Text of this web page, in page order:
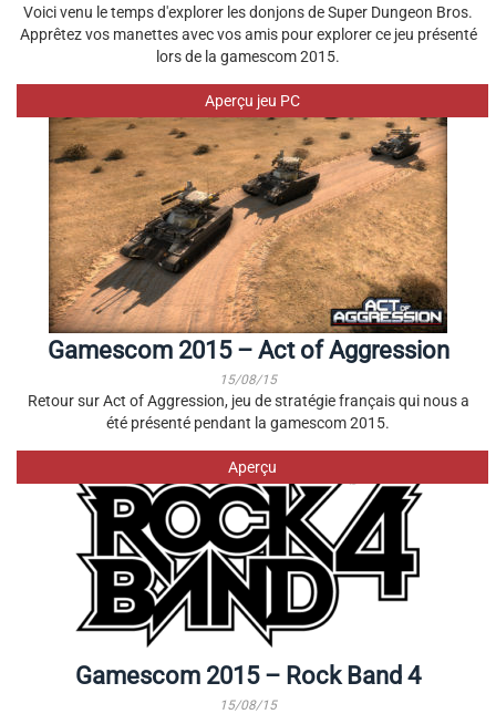
Voici venu le temps d'explorer les donjons de Super Dungeon Bros.
Apprêtez vos manettes avec vos amis pour explorer ce jeu présenté
lors de la gamescom 2015.
Aperçu jeu PC
Gamescom 2015 – Act of Aggression
15/08/15
Retour sur Act of Aggression, jeu de stratégie français qui nous a
été présenté pendant la gamescom 2015.
Aperçu
Gamescom 2015 – Rock Band 4
15/08/15